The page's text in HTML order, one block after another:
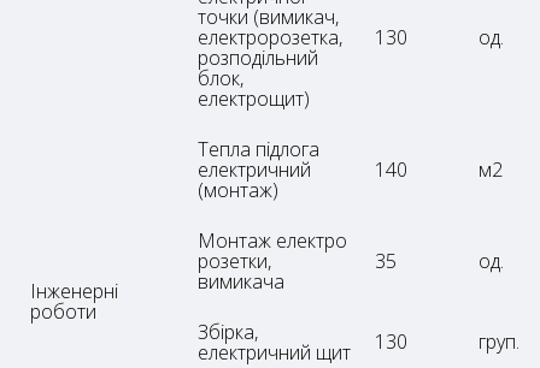
Інженерні
роботи
точки (вимикач,
електророзетка,
розподільний
блок,
електрощит)
130 од.
Тепла підлога
електричний
(монтаж)
140 м2
Монтаж електро
розетки,
вимикача
35 од.
Збірка,
електричний щит 130 груп.